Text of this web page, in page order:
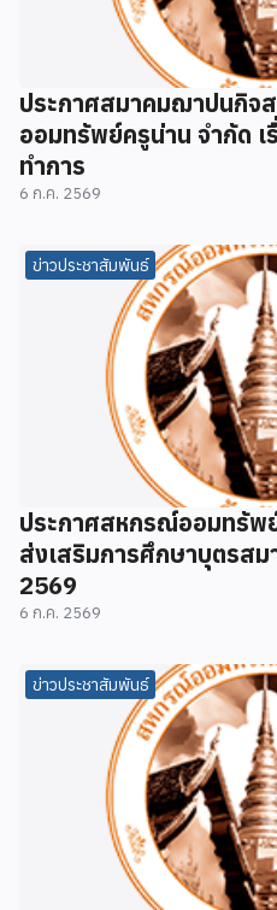
ประกาศสมาคมฌาปนกิจ
ออมทรัพย์ครูน่าน จำกัด เ
ทำการ
6 ก.ค. 2569
ข่าวประชาสัมพันธ์
ประกาศสหกรณ์ออมทรัพ
ส่งเสริมการศึกษาบุตรส
2569
6 ก.ค. 2569
ข่าวประชาสัมพันธ์